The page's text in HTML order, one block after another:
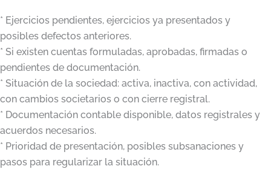
* Ejercicios pendientes, ejercicios ya presentados y
posibles defectos anteriores.
* Si existen cuentas formuladas, aprobadas, firmadas o
pendientes de documentación.
* Situación de la sociedad: activa, inactiva, con actividad,
con cambios societarios o con cierre registral.
* Documentación contable disponible, datos registrales y
acuerdos necesarios.
* Prioridad de presentación, posibles subsanaciones y
pasos para regularizar la situación.